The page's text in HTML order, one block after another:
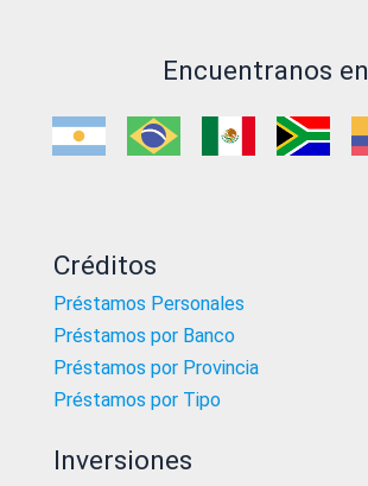
Encuentranos en
Créditos
Préstamos Personales
Préstamos por Banco
Préstamos por Provincia
Préstamos por Tipo
Inversiones